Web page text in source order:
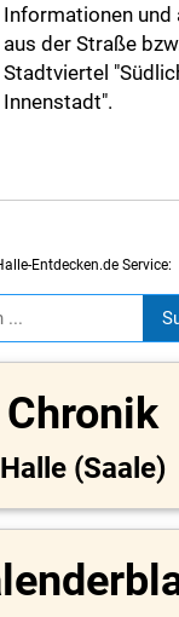
Informationen und
aus der Straße
Stadtviertel
Innenstadt".
Entdecken.de Service:
Chronik
Halle (Saale)